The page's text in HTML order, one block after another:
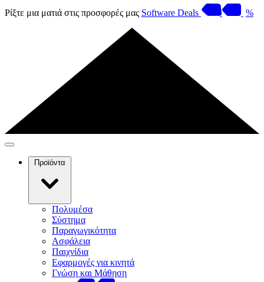
Ρίξτε μια ματιά στις προσφορές μας Software Deals %
Προϊόντα
Πολυμέσα
Σύστημα
Παραγωγικότητα
Ασφάλεια
Παιχνίδια
Εφαρμογές για κινητά
Γνώση και Μάθηση